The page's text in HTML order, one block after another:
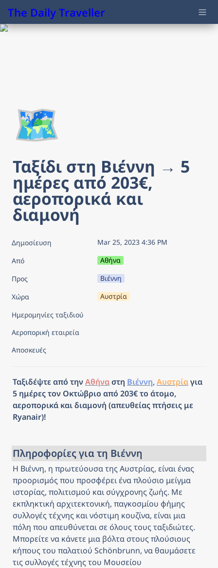
The Daily Traveller
🗺️
Ταξίδι στη Βιέννη → 5
ημέρες από 203€,
αεροπορικά και
διαμονή
Δημοσίευση
Mar 25, 2023 4:36 PM
Από
Αθήνα
Προς
Βιέννη
Χώρα
Αυστρία
Ημερομηνίες ταξιδιού
Αεροπορική εταιρεία
Αποσκευές
Ταξιδέψτε από την Αθήνα στη Βιέννη, Αυστρίαγια
5 ημέρες τον Οκτώβριο από 203€ το άτομο,
αεροπορικά και διαμονή (απευθείας πτήσεις με
Ryanair)!
Πληροφορίες για τη Βιέννη
Η Βιέννη, η πρωτεύουσα της Αυστρίας, είναι ένας
προορισμός που προσφέρει ένα πλούσιο μείγμα
ιστορίας, πολιτισμού και σύγχρονης ζωής. Με
εκπληκτική αρχιτεκτονική, παγκοσμίου φήμης
συλλογές τέχνης και νόστιμη κουζίνα, είναι μια
πόλη που απευθύνεται σε όλους τους ταξιδιώτες.
Μπορείτε να κάνετε μια βόλτα στους πλούσιους
κήπους του παλατιού Schönbrunn, να θαυμάσετε
τις συλλογές τέχνης του Μουσείου